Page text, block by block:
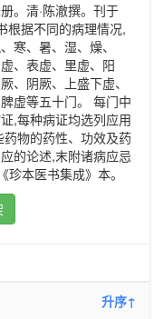
。清·陈澈撰。刊于
根据不同的病理情况,
寒、暑、湿、燥、
、表虚、里虚、阳
、阴厥、上盛下虚、
虚等五十门。 每门中
,每种病证均选列应用
物的药性、功效及药
的论述,末附诸病应忌
本医书集成》本。
升序↑